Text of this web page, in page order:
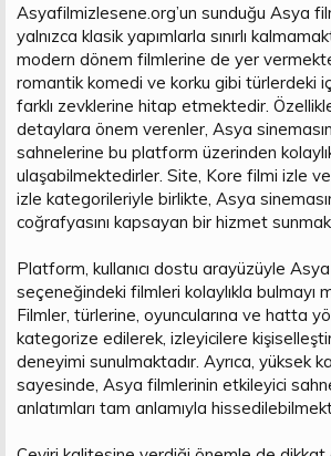
Asyafilmizlesene.org’un sunduğu Asya
yalnızca klasik yapımlarla sınırlı
modern dönem filmlerine de yer
romantik komedi ve korku gibi türlerdeki
farklı zevklerine hitap etmektedir.
detaylara önem verenler, Asya
sahnelerine bu platform üzerinden
ulaşabilmektedirler. Site, Kore filmi izle
izle kategorileriyle birlikte, Asya
coğrafyasını kapsayan bir hizmet
Platform, kullanıcı dostu arayüzüyle
seçeneğindeki filmleri kolaylıkla bulmayı
Filmler, türlerine, oyuncularına ve hatta
kategorize edilerek, izleyicilere
deneyimi sunulmaktadır. Ayrıca, yüksek
sayesinde, Asya filmlerinin etkileyici
anlatımları tam anlamıyla